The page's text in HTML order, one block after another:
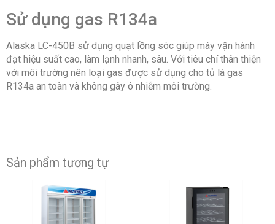
Sử dụng gas R134a
Alaska LC-450B sử dụng quạt lồng sóc giúp máy vận hành
đạt hiệu suất cao, làm lạnh nhanh, sâu. Với tiêu chí thân thiện
với môi trường nên loại gas được sử dụng cho tủ là gas
R134a an toàn và không gây ô nhiễm môi trường.
Sản phẩm tương tự